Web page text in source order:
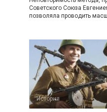
Советского Союза
позволяла проводить
История